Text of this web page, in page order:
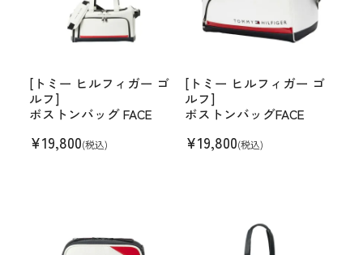
[トミー ヒルフィガー ゴ
ルフ]
ボストンバッグ FACE
¥19,800(税込)
[トミー ヒルフィガー ゴ
ルフ]
ボストンバッグFACE
¥19,800(税込)